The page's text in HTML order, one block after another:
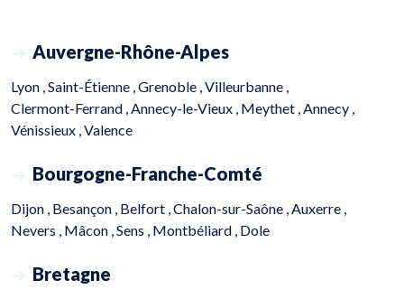
Auvergne-Rhône-Alpes
Lyon ,Saint-Étienne ,Grenoble ,Villeurbanne ,
Clermont-Ferrand ,Annecy-le-Vieux , Meythet ,Annecy ,
Vénissieux ,Valence
Bourgogne-Franche-Comté
Dijon , Besançon , Belfort ,Chalon-sur-Saône ,Auxerre ,
Nevers , Mâcon ,Sens , Montbéliard , Dole
Bretagne